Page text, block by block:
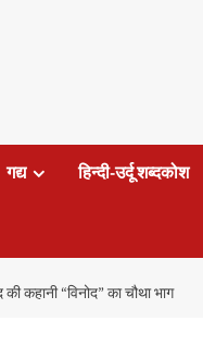
गद्य हिन्दी-उर्दू शब्दकोश
कहानी “विनोद” का चौथा भाग